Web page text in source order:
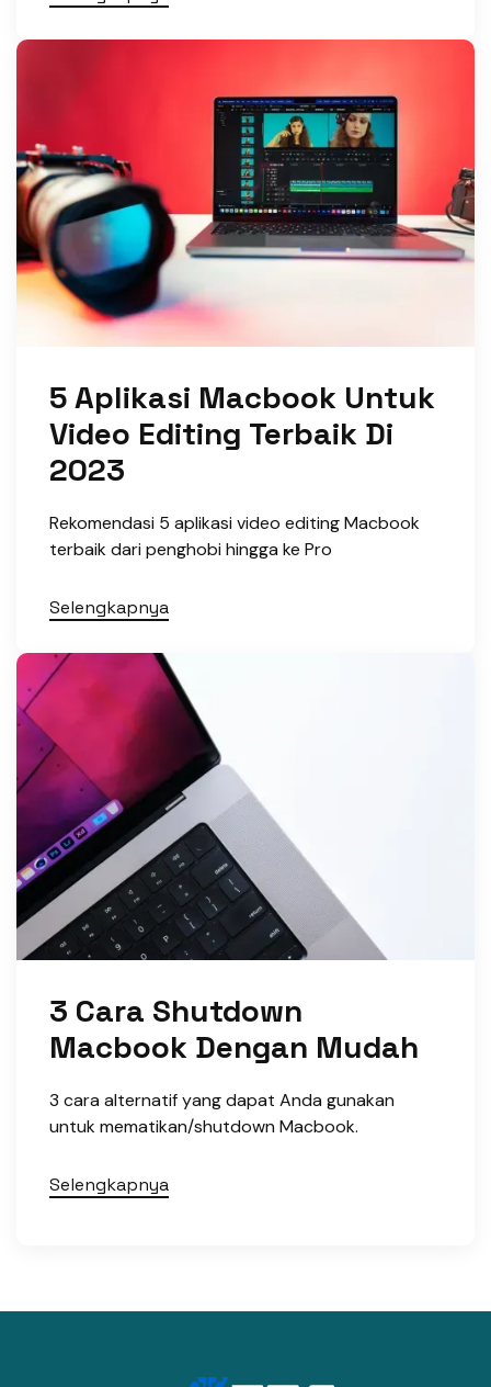
5 Aplikasi Macbook Untuk
Video Editing Terbaik Di
2023
Rekomendasi 5 aplikasi video editing Macbook
terbaik dari penghobi hingga ke Pro
Selengkapnya
3 Cara Shutdown
Macbook Dengan Mudah
3 cara alternatif yang dapat Anda gunakan
untuk mematikan/shutdown Macbook.
Selengkapnya